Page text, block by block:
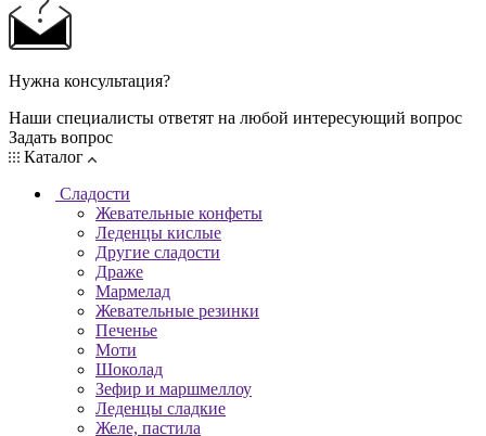
Нужна консультация?
Наши специалисты ответят на любой интересующий вопрос
Задать вопрос
Каталог
Сладости
Жевательные конфеты
Леденцы кислые
Другие сладости
Драже
Мармелад
Жевательные резинки
Печенье
Моти
Шоколад
Зефир и маршмеллоу
Леденцы сладкие
Желе, пастила